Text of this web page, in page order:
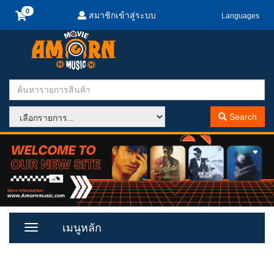
สมาชิกเข้าสู่ระบบ Languages
Search
Toggle
เมนูหลัก